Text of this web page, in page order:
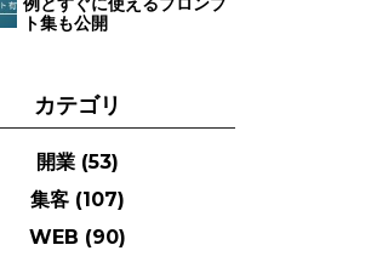
ト集も公開
カテゴリ
開業 (53)
集客 (107)
WEB (90)